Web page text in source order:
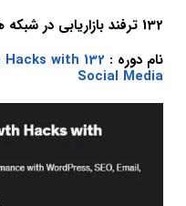
132 ترفند بازاریابی در شبکه های اجتماعی
نام دوره :
Hacks with
Social Media